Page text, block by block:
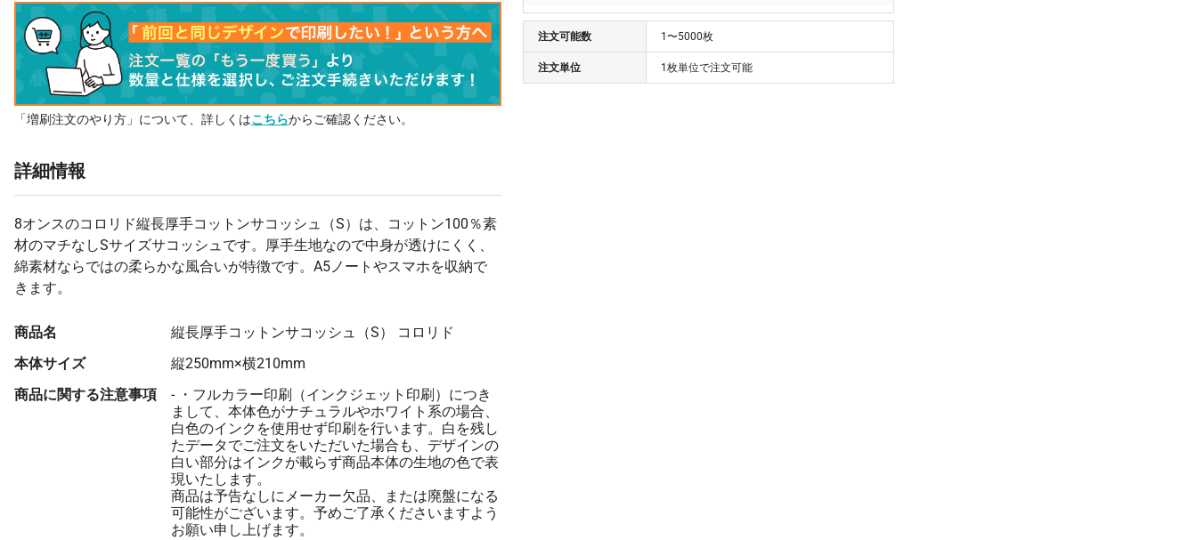
「増刷注文のやり方」について、詳しくはこちらからご確認ください。
詳細情報
8オンスのコロリド縦長厚手コットンサコッシュ（S）は、コットン100％素
材のマチなしSサイズサコッシュです。厚手生地なので中身が透けにくく、
綿素材ならではの柔らかな風合いが特徴です。A5ノートやスマホを収納で
きます。
商品名
縦長厚手コットンサコッシュ（S） コロリド
本体サイズ
縦250mm×横210mm
商品に関する注意事項
- ・フルカラー印刷（インクジェット印刷）につき
まして、本体色がナチュラルやホワイト系の場合、
白色のインクを使用せず印刷を行います。白を残し
たデータでご注文をいただいた場合も、デザインの
白い部分はインクが載らず商品本体の生地の色で表
現いたします。
商品は予告なしにメーカー欠品、または廃盤になる
可能性がございます。予めご了承くださいますよう
お願い申し上げます。
¥349
(税抜 318.0)
¥5,500 ¥40,480
150 枚 ¥326
注文可能数 1〜5000枚
注文単位 1枚単位で注文可能